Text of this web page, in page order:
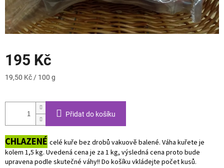
195 Kč
Měrná
19,50 Kč / 100 g
Přidat do košíku
CHLAZENÉ celé kuře bez drobů vakuově balené. Váha kuřete je
kolem 1,5 kg. Uvedená cena je za 1 kg, výsledná cena proto bude
upravena podle skutečné váhy!! Do košíku vkládejte počet kusů.